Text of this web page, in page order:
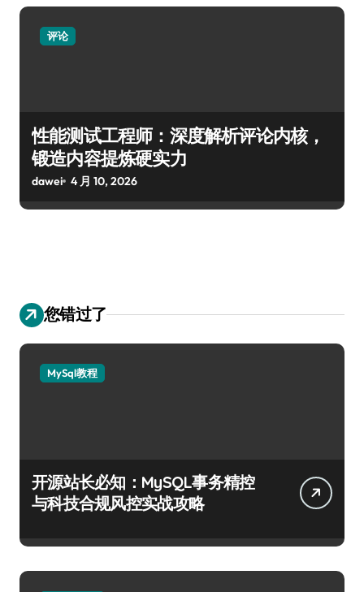
评论
性能测试工程师：深度解析评论内核，
锻造内容提炼硬实力
dawei 4 月 10, 2026
您错过了
MySql教程
开源站长必知：MySQL事务精控
与科技合规风控实战攻略